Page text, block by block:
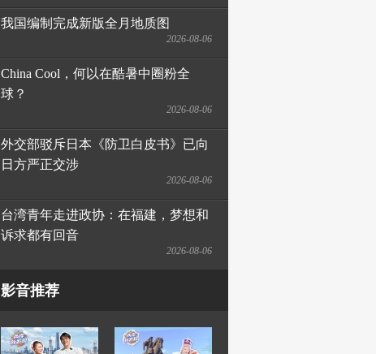
我国编制完成新版全月地质图
2026-08-06
China Cool，何以在酷暑中圈粉全
球？
2026-08-06
外交部驳斥日本《防卫白皮书》已向
日方严正交涉
2026-08-06
台湾青年走进政协：在福建，梦想和
诉求都有回音
2026-08-06
影音推荐